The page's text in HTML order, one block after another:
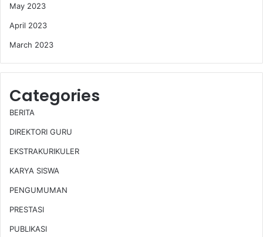
May 2023
April 2023
March 2023
Categories
BERITA
DIREKTORI GURU
EKSTRAKURIKULER
KARYA SISWA
PENGUMUMAN
PRESTASI
PUBLIKASI